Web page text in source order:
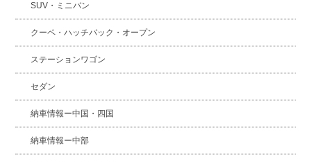
SUV・ミニバン
クーペ・ハッチバック・オープン
ステーションワゴン
セダン
納車情報ー中国・四国
納車情報ー中部